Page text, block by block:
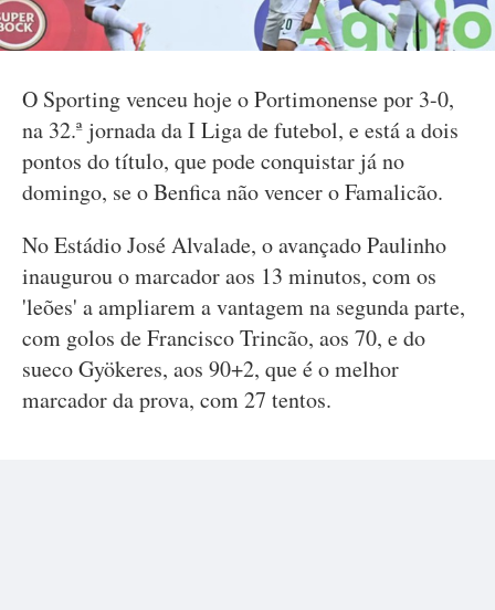
O Sporting venceu hoje o Portimonense por 3-0,
na 32.ª jornada da I Liga de futebol, e está a dois
pontos do título, que pode conquistar já no
domingo, se o Benfica não vencer o Famalicão.
No Estádio José Alvalade, o avançado Paulinho
inaugurou o marcador aos 13 minutos, com os
'leões' a ampliarem a vantagem na segunda parte,
com golos de Francisco Trincão, aos 70, e do
sueco Gyökeres, aos 90+2, que é o melhor
marcador da prova, com 27 tentos.